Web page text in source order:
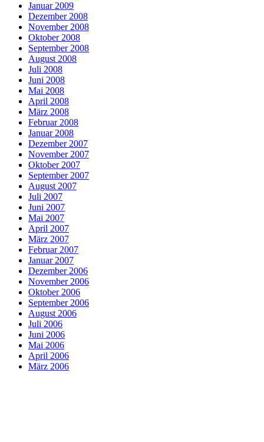
Januar 2009
Dezember 2008
November 2008
Oktober 2008
September 2008
August 2008
Juli 2008
Juni 2008
Mai 2008
April 2008
März 2008
Februar 2008
Januar 2008
Dezember 2007
November 2007
Oktober 2007
September 2007
August 2007
Juli 2007
Juni 2007
Mai 2007
April 2007
März 2007
Februar 2007
Januar 2007
Dezember 2006
November 2006
Oktober 2006
September 2006
August 2006
Juli 2006
Juni 2006
Mai 2006
April 2006
März 2006